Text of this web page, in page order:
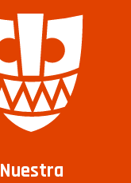
Nuestra